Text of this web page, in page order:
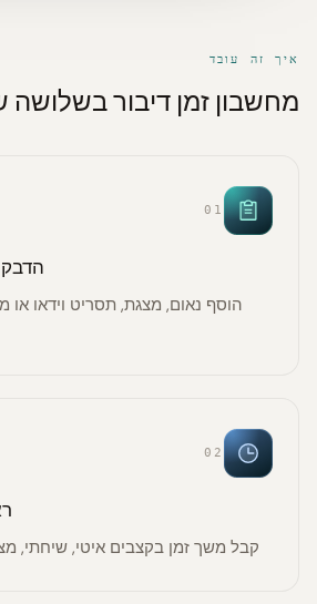
איך זה עובד
מחשבון זמן דיבור בשלושה
01
הוסף נאום, מצגת, תסריט וידאו או
02
קבל משך זמן בקצבים איטי, שיחתי,